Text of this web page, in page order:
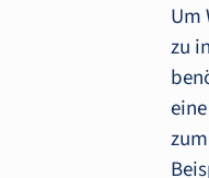
Um
zu
zum